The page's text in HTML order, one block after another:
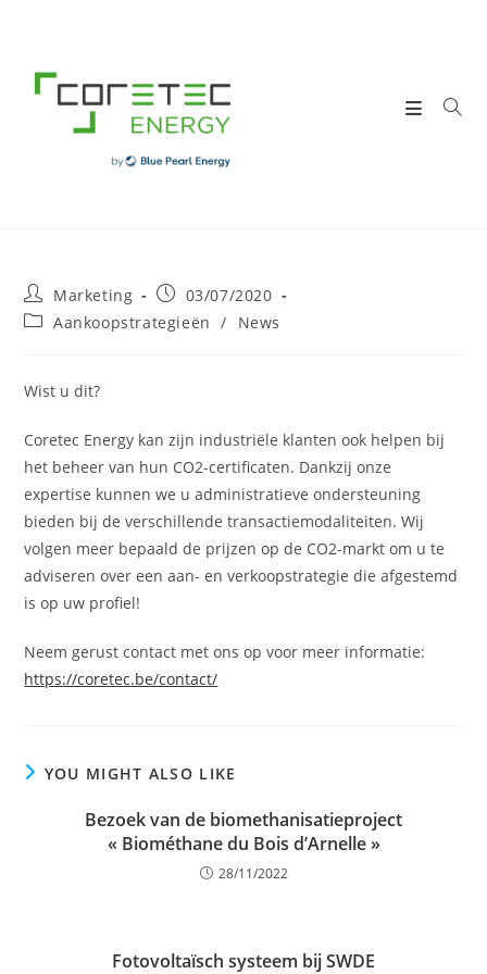
content
Post
author:
Marketing
Post
published:
03/07/2020
PostAankoopstrategieën / News
Wist u dit?
Coretec Energy kan zijn industriële klanten ook helpen bij
het beheer van hun CO2-certificaten. Dankzij onze
expertise kunnen we u administratieve ondersteuning
bieden bij de verschillende transactiemodaliteiten. Wij
volgen meer bepaald de prijzen op de CO2-markt om u te
adviseren over een aan- en verkoopstrategie die afgestemd
is op uw profiel!
Neem gerust contact met ons op voor meer informatie:
https://coretec.be/contact/
YOU MIGHT ALSO LIKE
Bezoek van de biomethanisatieproject
« Biométhane du Bois d’Arnelle »
28/11/2022
Fotovoltaïsch systeem bij SWDE